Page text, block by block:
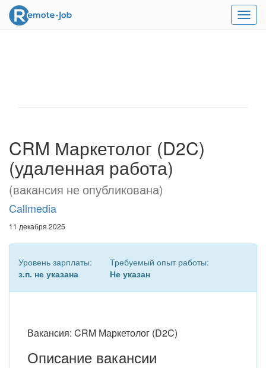
Меню
CRM Маркетолог (D2C)
(удаленная работа)
(вакансия не опубликована)
Callmedia
11 декабря 2025
Уровень зарплаты:
з.п. не указана
Требуемый опыт работы:
Не указан
Вакансия: CRM Маркетолог (D2C)
Описание вакансии